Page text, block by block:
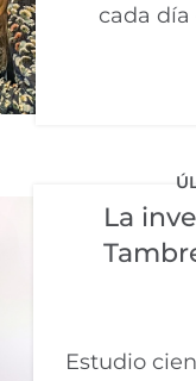
cada
La
Estudio